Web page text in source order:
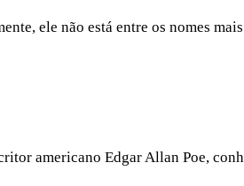
ele não está entre os nomes
americano Edgar Allan Poe,